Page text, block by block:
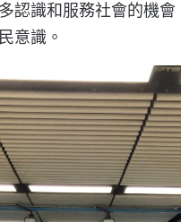
認識和服務社會的機會
意識。